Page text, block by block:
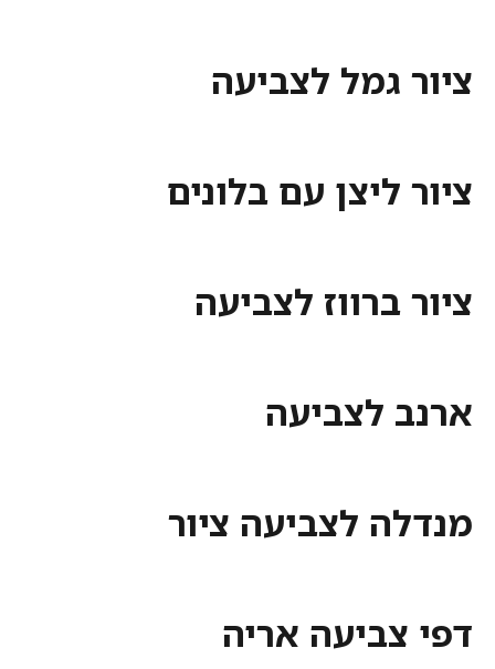
ציור גמל לצביעה
ציור ליצן עם בלונים
ציור ברווז לצביעה
ארנב לצביעה
מנדלה לצביעה ציור
דפי צביעה אריה